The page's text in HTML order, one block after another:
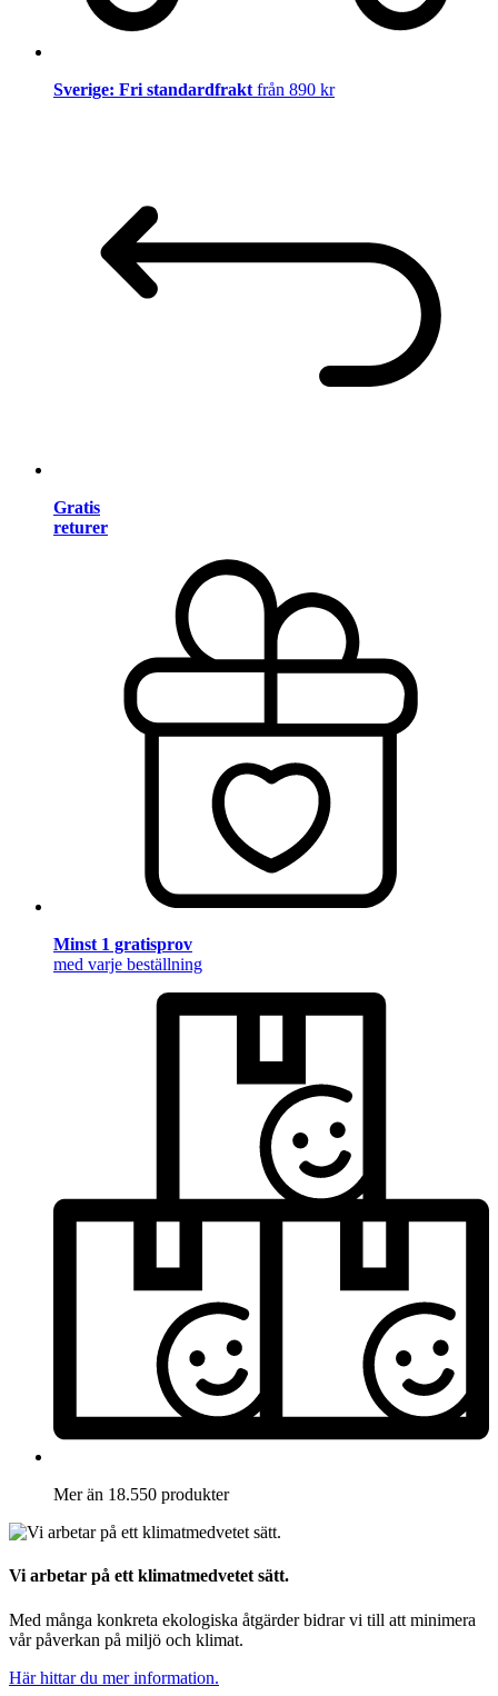
Sverige: Fri standardfrakt från 890 kr
Gratis
returer
Minst 1 gratisprov
med varje beställning
Mer än 18.550 produkter
Vi arbetar på ett klimatmedvetet sätt.
Med många konkreta ekologiska åtgärder bidrar vi till att minimera
vår påverkan på miljö och klimat.
Här hittar du mer information.